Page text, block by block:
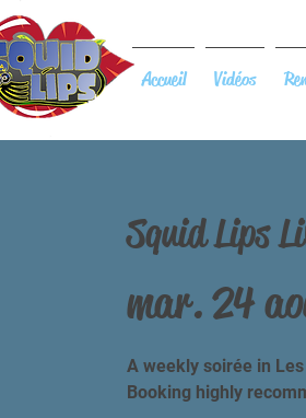
Accueil Vidéos
Squid Lips
mar. 24
A weekly soirée in
Booking highly